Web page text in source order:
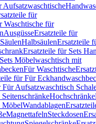
Aufsatzwaschtische
für
Waschtische für
AusgüsseErsatzteile für
HalbsäulenErsatzteile
Ersatzteile für Sets
Möbelwaschtisch mit
Für Waschtische
für Für
Für Aufsatzwaschtisch
Hochschränke
MöbelWandablagen
MagnettafelnSteckdosen